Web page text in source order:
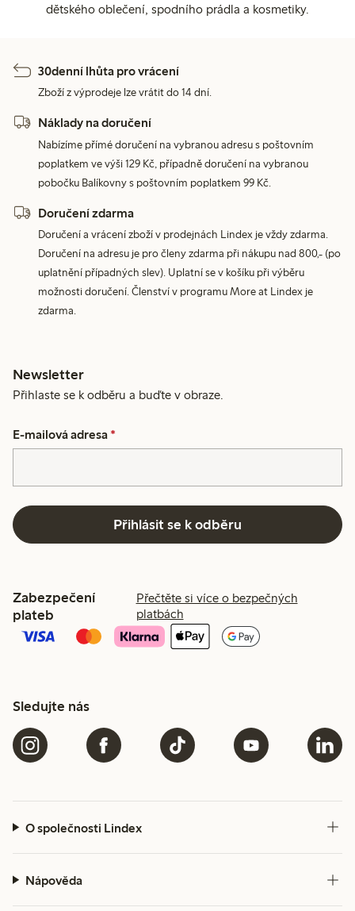
dětského oblečení, spodního prádla a kosmetiky.
30denní lhůta pro vrácení
Zboží z výprodeje lze vrátit do 14 dní.
Náklady na doručení
Nabízíme přímé doručení na vybranou adresu s poštovním
poplatkem ve výši 129 Kč, případně doručení na vybranou
pobočku Balíkovny s poštovním poplatkem 99 Kč.
Doručení zdarma
Doručení a vrácení zboží v prodejnách Lindex je vždy zdarma.
Doručení na adresu je pro členy zdarma při nákupu nad 800,- (po
uplatnění případných slev). Uplatní se v košíku při výběru
možnosti doručení. Členství v programu More at Lindex je
zdarma.
Newsletter
Přihlaste se k odběru a buďte v obraze.
E-mailová adresa *
Přihlásit se k odběru
Zabezpečení
plateb
Přečtěte si více o bezpečných
platbách
Sledujte nás
O společnosti Lindex
Nápověda